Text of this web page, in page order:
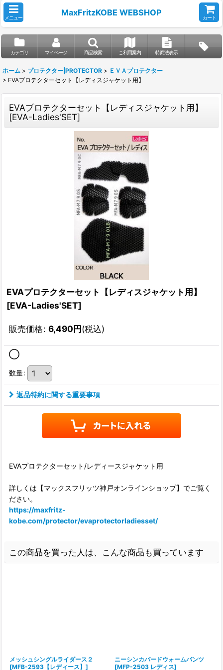
メニュー
MaxFritzKOBE WEBSHOP
カート
カテゴリ マイページ 商品検索 ご利用案内 特商法表示
ホーム > プロテクター|PROTECTOR > ＥＶＡプロテクター
> EVAプロテクターセット【レディスジャケット用】
EVAプロテクターセット【レディスジャケット用】
[EVA-Ladies'SET]
EVAプロテクターセット【レディスジャケット用】
[EVA-Ladies'SET]
販売価格: 6,490円(税込)
◯
数量:
返品特約に関する重要事項
EVAプロテクターセット/レディースジャケット用
詳しくは【マックスフリッツ神戸オンラインショップ】でご覧く
ださい。
https://maxfritz-
kobe.com/protector/evaprotectorladiesset/
この商品を買った人は、こんな商品も買っています
メッシュシングルライダース２
[MFB-2593【レディース】 ]
ニーシンカバードウォームパンツ
[MFP-2503 レディス]